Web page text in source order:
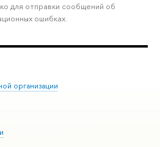
для отправки сообщений об
ошибках.
организации